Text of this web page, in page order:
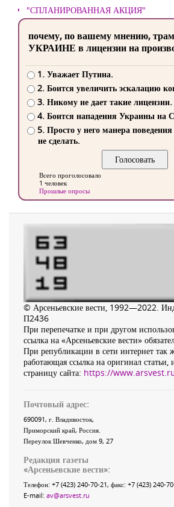
"СПЛАНИРОВАННАЯ АКЦИЯ"
почему, по вашему мнению,
УКРАИНЕ в лицензии на
1. Уважает Путина.
2. Боится увеличить эскалацию
3. Никому не дает такие лицензии.
4. Боится нападения Украины
5. Просто у него манера
не сделать.
Всего проголосовало
1 человек
Прошлые опросы
© Арсеньевские вести, 1992—2022.
П2436
При перепечатке и при другом
ссылка на «Арсеньевские вести»
При републикации в сети интернет так
работающая ссылка на оригинал статьи,
страницу сайта: https://
Почтовый адрес:
690091, г. Владивосток,
Приморский край, Россия
Переулок Шевченко, дом 9, 27
Редакция газеты
«Арсеньевские вести»:
Телефон: +7 (423) 240-70-21, факс: +7 (423) 240-
E-mail: av@arsvest.ru